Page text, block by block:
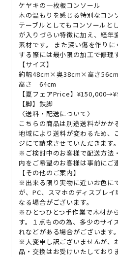
ケヤキの一枚板コンソール
木の温もりを感じる特別なコン
テーブルとしてもコンソールと
が入りづらい特徴に加え、経年
素材です。 また深い傷を作り
する際には最小限の加工で修理
【サイズ】
約幅48cm×奥38cm×高さ56cm
高さ 64cm
【夏フェアPrice】
【脚】鉄脚
〈送料・配送について〉
こちらの商品は別途送料がかか
地域により送料が変わるため、
ジにて請求させていただきます。
※ご検討中のお客様で配送方法
内をご希望のお客様は事前にご
【その他のご案内】
※出来る限り実物に近いお色に
が、PC、スマホのディスプレ
なる場合がございます。
※ひとつひとつ手作業で木材か
す。１点ものの為、多少のサイ
れなどがある場合がございます。
※大変申し訳ございませんが、
品・交換はお受けいたしており